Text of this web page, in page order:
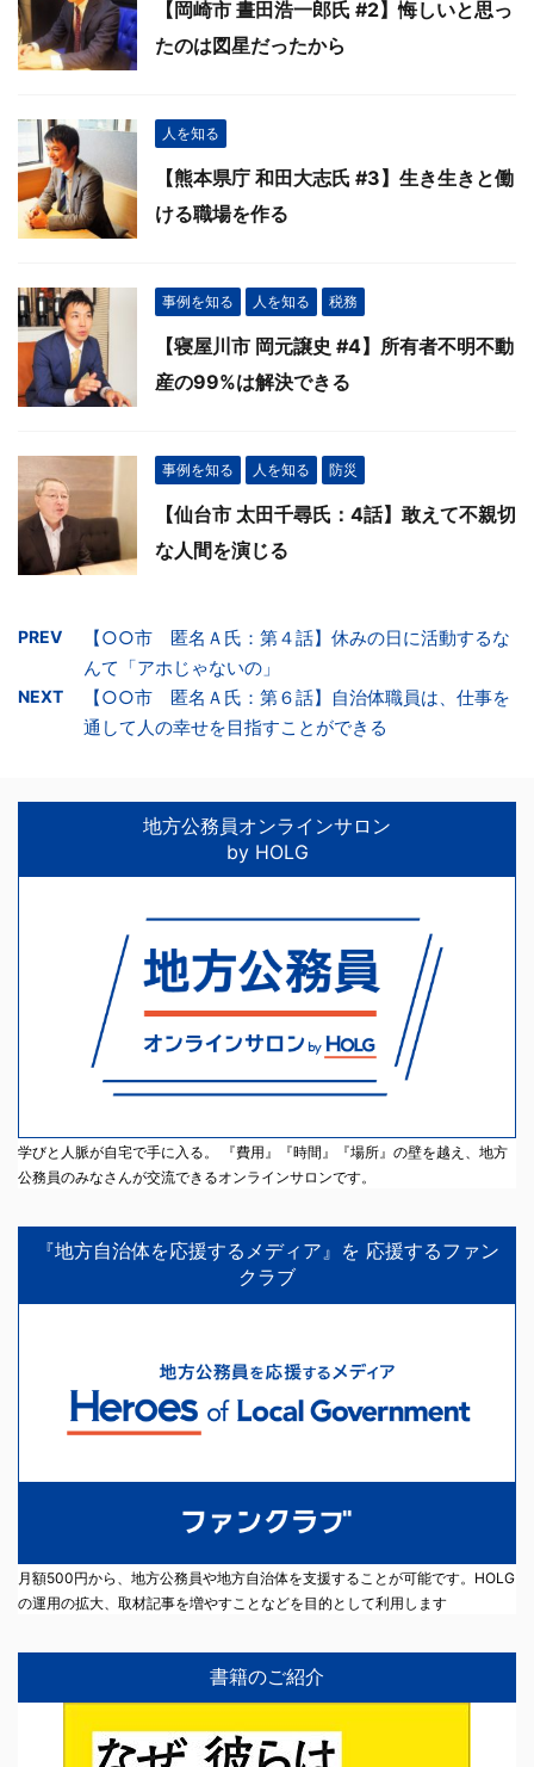
【岡崎市 晝田浩一郎氏 #2】悔しいと思っ
たのは図星だったから
人を知る
【熊本県庁 和田大志氏 #3】生き生きと働
ける職場を作る
事例を知る 人を知る 税務
【寝屋川市 岡元譲史 #4】所有者不明不動
産の99%は解決できる
事例を知る 人を知る 防災
【仙台市 太田千尋氏：4話】敢えて不親切
な人間を演じる
PREV
【○○市 匿名Ａ氏：第４話】休みの日に活動するな
んて「アホじゃないの」
NEXT
【○○市 匿名Ａ氏：第６話】自治体職員は、仕事を
通して人の幸せを目指すことができる
地方公務員オンラインサロン
by HOLG
学びと人脈が自宅で手に入る。 『費用』『時間』『場所』の壁を越え、地方
公務員のみなさんが交流できるオンラインサロンです。
『地方自治体を応援するメディア』を 応援するファン
クラブ
月額500円から、地方公務員や地方自治体を支援することが可能です。HOLG
の運用の拡大、取材記事を増やすことなどを目的として利用します
書籍のご紹介